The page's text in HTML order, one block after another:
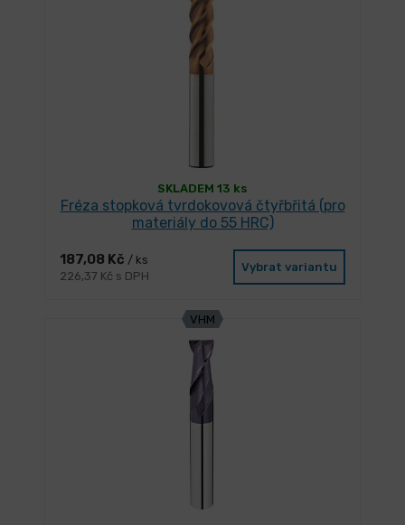
SKLADEM 13 ks
Fréza stopková tvrdokovová čtyřbřitá (pro
materiály do 55 HRC)
187,08 Kč / ks
226,37 Kč s DPH
Vybrat variantu
VHM